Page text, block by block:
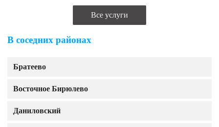
Все услуги
В соседних районах
Братеево
Восточное Бирюлево
Даниловский